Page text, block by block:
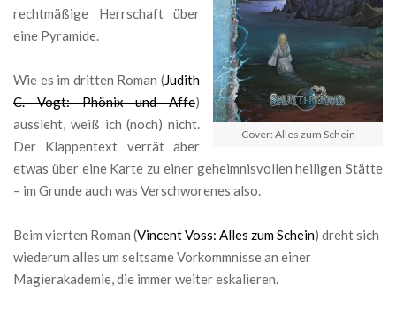
Cover: Alles zum Schein
rechtmäßige Herrschaft über
eine Pyramide.
Wie es im dritten Roman (Judith
C. Vogt: Phönix und Affe)
aussieht, weiß ich (noch) nicht.
Der Klappentext verrät aber
etwas über eine Karte zu einer geheimnisvollen heiligen Stätte
– im Grunde auch was Verschworenes also.
Beim vierten Roman (Vincent Voss: Alles zum Schein) dreht sich
wiederum alles um seltsame Vorkommnisse an einer
Magierakademie, die immer weiter eskalieren.